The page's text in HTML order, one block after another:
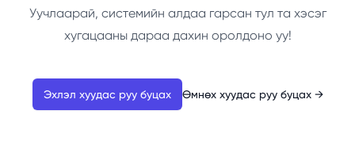
Уучлаарай, системийн алдаа гарсан тул та хэсэг
хугацааны дараа дахин оролдоно уу!
Эхлэл хуудас руу буцах Өмнөх хуудас руу буцах →